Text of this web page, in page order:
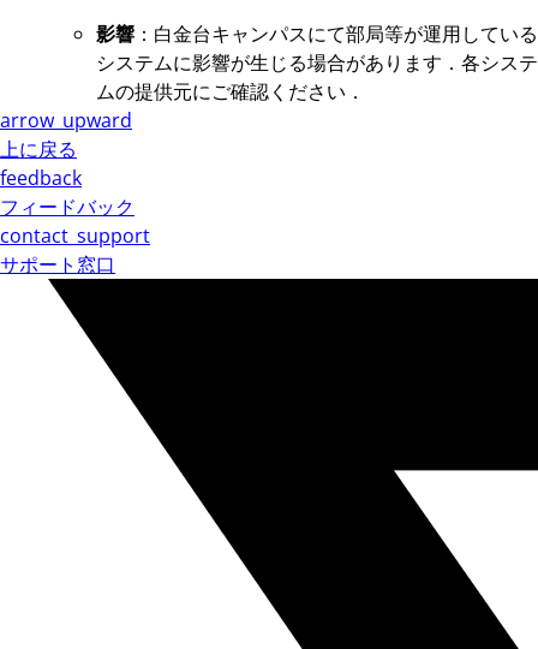
影響 ：白金台キャンパスにて部局等が運用している
システムに影響が生じる場合があります．各システ
ムの提供元にご確認ください．
arrow_upward
上に戻る
feedback
フィードバック
contact_support
サポート窓口